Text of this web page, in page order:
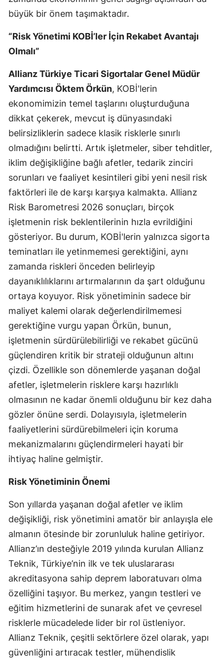
Zonguldak
Bayburt
Karaman
Kırıkkale
Batman
Şırnak
Bartın
Iğdır
Yalova
Karabük
Kilis
Osmaniye
Düzce
büyük bir önem taşımaktadır.
“Risk Yönetimi KOBİ’ler İçin Rekabet Avantajı
Olmalı”
Allianz Türkiye Ticari Sigortalar Genel Müdür
Yardımcısı Öktem Örkün, KOBİ'lerin
ekonomimizin temel taşlarını oluşturduğuna
dikkat çekerek, mevcut iş dünyasındaki
belirsizliklerin sadece klasik risklerle sınırlı
olmadığını belirtti. Artık işletmeler, siber tehditler,
iklim değişikliğine bağlı afetler, tedarik zinciri
sorunları ve faaliyet kesintileri gibi yeni nesil risk
faktörleri ile de karşı karşıya kalmakta. Allianz
Risk Barometresi 2026 sonuçları, birçok
işletmenin risk beklentilerinin hızla evrildiğini
gösteriyor. Bu durum, KOBİ'lerin yalnızca sigorta
teminatları ile yetinmemesi gerektiğini, aynı
zamanda riskleri önceden belirleyip
dayanıklılıklarını artırmalarının da şart olduğunu
ortaya koyuyor. Risk yönetiminin sadece bir
maliyet kalemi olarak değerlendirilmemesi
gerektiğine vurgu yapan Örkün, bunun,
işletmenin sürdürülebilirliği ve rekabet gücünü
güçlendiren kritik bir strateji olduğunun altını
çizdi. Özellikle son dönemlerde yaşanan doğal
afetler, işletmelerin risklere karşı hazırlıklı
olmasının ne kadar önemli olduğunu bir kez daha
gözler önüne serdi. Dolayısıyla, işletmelerin
faaliyetlerini sürdürebilmeleri için koruma
mekanizmalarını güçlendirmeleri hayati bir
ihtiyaç haline gelmiştir.
Risk Yönetiminin Önemi
Son yıllarda yaşanan doğal afetler ve iklim
değişikliği, risk yönetimini amatör bir anlayışla ele
almanın ötesinde bir zorunluluk haline getiriyor.
Allianz’ın desteğiyle 2019 yılında kurulan Allianz
Teknik, Türkiye’nin ilk ve tek uluslararası
akreditasyona sahip deprem laboratuvarı olma
özelliğini taşıyor. Bu merkez, yangın testleri ve
eğitim hizmetlerini de sunarak afet ve çevresel
risklerle mücadelede lider bir rol üstleniyor.
Allianz Teknik, çeşitli sektörlere özel olarak, yapı
güvenliğini artıracak testler, mühendislik